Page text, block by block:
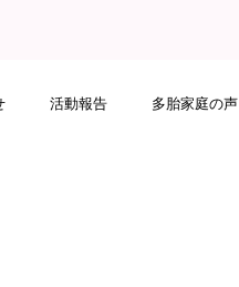
活動報告 多胎家庭の声